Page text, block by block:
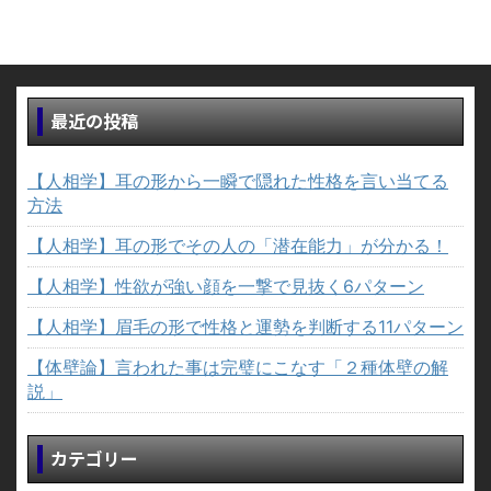
最近の投稿
【人相学】耳の形から一瞬で隠れた性格を言い当てる
方法
【人相学】耳の形でその人の「潜在能力」が分かる！
【人相学】性欲が強い顔を一撃で見抜く6パターン
【人相学】眉毛の形で性格と運勢を判断する11パターン
【体壁論】言われた事は完璧にこなす「２種体壁の解
説」
カテゴリー